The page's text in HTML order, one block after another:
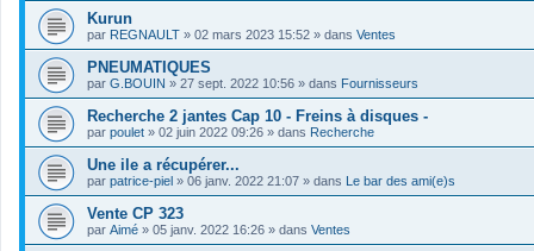
Kurun
par REGNAULT » 02 mars 2023 15:52 » dans Ventes
PNEUMATIQUES
par G.BOUIN » 27 sept. 2022 10:56 » dans Fournisseurs
Recherche 2 jantes Cap 10 - Freins à disques -
par poulet » 02 juin 2022 09:26 » dans Recherche
Une ile a récupérer...
par patrice-piel » 06 janv. 2022 21:07 » dans Le bar des ami(e)s
Vente CP 323
par Aimé » 05 janv. 2022 16:26 » dans Ventes